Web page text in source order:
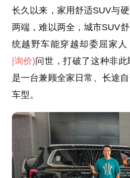
长久以来，家用舒适SUV与
两端，难以两全，城市SUV
统越野车能穿越却委屈家
|询价)问世，打破了这种非
是一台兼顾全家日常、长途
车型。